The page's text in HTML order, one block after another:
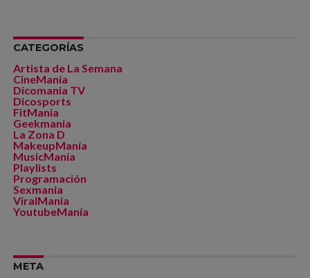
CATEGORÍAS
Artista de La Semana
CineManía
Dicomania TV
Dicosports
FitMania
Geekmania
La Zona D
MakeupManía
MusicManía
Playlists
Programación
Sexmania
ViralMania
YoutubeManía
META